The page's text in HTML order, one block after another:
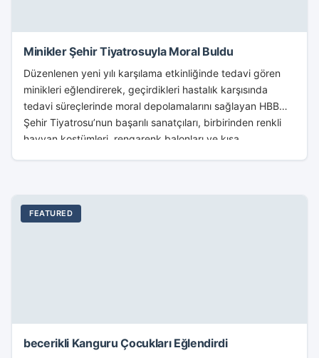
Minikler Şehir Tiyatrosuyla Moral Buldu
Düzenlenen yeni yılı karşılama etkinliğinde tedavi gören
minikleri eğlendirerek, geçirdikleri hastalık karşısında
tedavi süreçlerinde moral depolamalarını sağlayan HBB
Şehir Tiyatrosu’nun başarılı sanatçıları, birbirinden renkli
hayvan kostümleri, rengarenk balonları ve kısa...
FEATURED
becerikli Kanguru Çocukları Eğlendirdi